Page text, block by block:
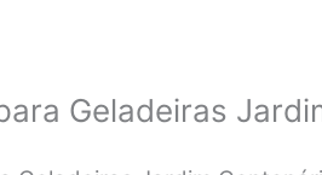
Geladeiras